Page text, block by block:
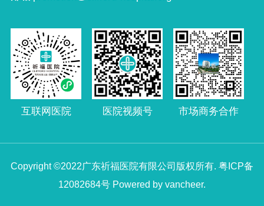
互联网医院 医院视频号 市场商务合作
Copyright ©2022广东祈福医院有限公司版权所有. 粤ICP备
12082684号 Powered by vancheer.